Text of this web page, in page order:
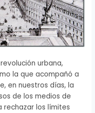
urbana,
la que acompañó a
en nuestros días, la
de los medios de
rechazar los límites